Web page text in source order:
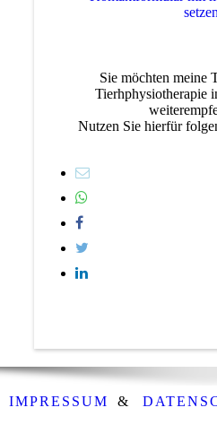
Sie möchten meine
Tierhphysiotherapie
Nutzen Sie hierfür
IMPRESSUM &